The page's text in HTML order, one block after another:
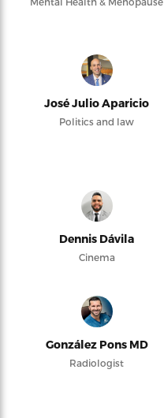
José Julio Aparicio
Politics and law
Dennis Dávila
Cinema
González Pons MD
Radiologist